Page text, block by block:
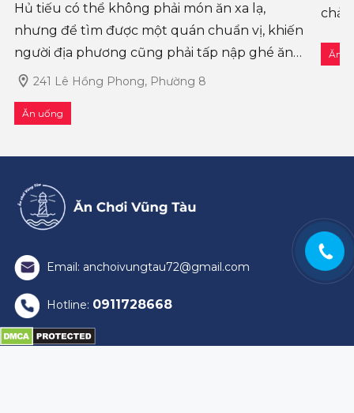
Hủ tiếu có thể không phải món ăn xa lạ,
nhưng để tìm được một quán chuẩn vị, khiến
người địa phương cũng phải tấp nập ghé ăn
mỗi ngày thì không dễ. Hủ Tiếu Quán Vũng
241 Lê Hồng Phong, Phường 8
Ăn uống
Ăn
Email: anchoivungtau72@gmail.com
Hotline: 0911728668